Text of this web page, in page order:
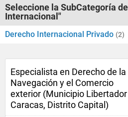
Seleccione la SubCategoría
Internacional"
Derecho Internacional Privado (2)
Especialista en Derecho de la
Navegación y el Comercio
exterior (Municipio Libertador
Caracas, Distrito Capital)